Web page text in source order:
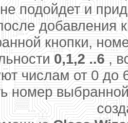
не подойдет и
добавления
кнопки,
0,1,2 ..6,
числам от 0
номер